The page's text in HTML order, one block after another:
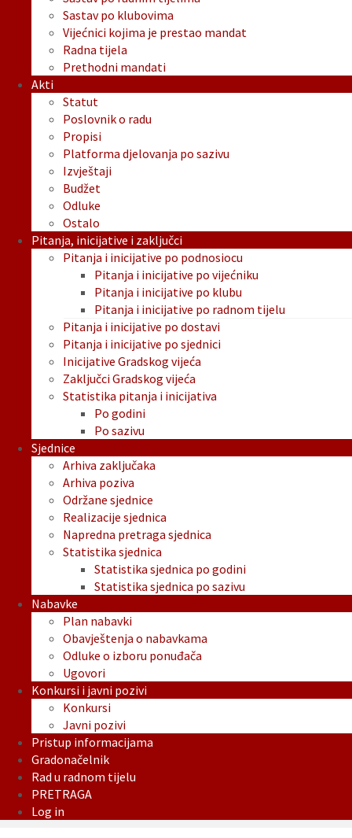
Sastav po klubovima
Vijećnici kojima je prestao mandat
Radna tijela
Prethodni mandati
Akti
Statut
Poslovnik o radu
Propisi
Platforma djelovanja po sazivu
Izvještaji
Budžet
Odluke
Ostalo
Pitanja, inicijative i zaključci
Pitanja i inicijative po podnosiocu
Pitanja i inicijative po vijećniku
Pitanja i inicijative po klubu
Pitanja i inicijative po radnom tijelu
Pitanja i inicijative po dostavi
Pitanja i inicijative po sjednici
Inicijative Gradskog vijeća
Zaključci Gradskog vijeća
Statistika pitanja i inicijativa
Po godini
Po sazivu
Sjednice
Arhiva zaključaka
Arhiva poziva
Održane sjednice
Realizacije sjednica
Napredna pretraga sjednica
Statistika sjednica
Statistika sjednica po godini
Statistika sjednica po sazivu
Nabavke
Plan nabavki
Obavještenja o nabavkama
Odluke o izboru ponuđača
Ugovori
Konkursi i javni pozivi
Konkursi
Javni pozivi
Pristup informacijama
Gradonačelnik
Rad u radnom tijelu
PRETRAGA
Log in